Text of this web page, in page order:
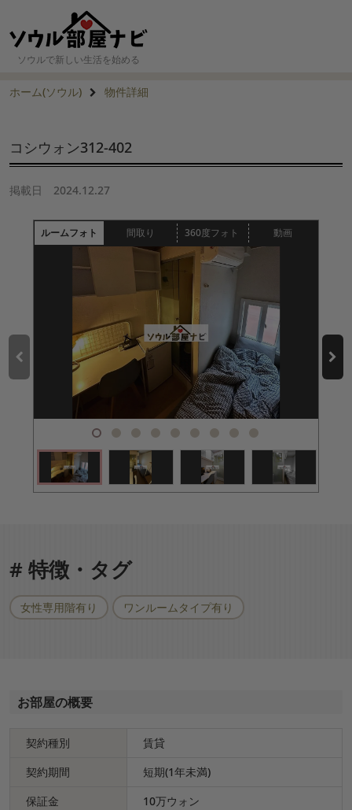
ソウルで新しい生活を始める
ホーム(ソウル) 物件詳細
コシウォン312-402
掲載日 2024.12.27
ルームフォト 間取り 360度フォト 動画
# 特徴・タグ
女性専用階有り ワンルームタイプ有り
お部屋の概要
契約種別
賃貸
契約期間
短期(1年未満)
保証金
10万ウォン